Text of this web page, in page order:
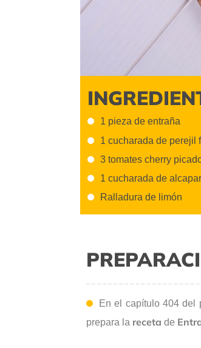
1 pieza de entraña
1 cucharada de perejil
3 tomates cherry
1 cucharada de
Ralladura de limón
En el capítulo 404 del
prepara la receta de